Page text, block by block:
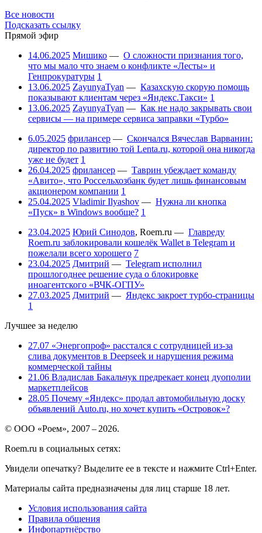
Все новости
Подсказать ссылку
Прямой эфир
14.06.2025 Мишико — О сложности признания того,
что мы мало что знаем о конфликте «Лесты» и
Генпрокуратуры 1
13.06.2025 ZayunyaTyan — Казахскую скорую помощь
показывают клиентам через «Яндекс.Такси» 1
13.06.2025 ZayunyaTyan — Как не надо закрывать свои
сервисы — на примере сервиса заправки «Турбо»
6.05.2025 фрилансер — Скончался Вячеслав Варванин:
директор по развитию той Lenta.ru, которой она никогда
уже не будет 1
26.04.2025 фрилансер — Таврин убеждает команду
«Авито», что Россельхозбанк будет лишь финансовым
акционером компании 1
25.04.2025 Vladimir Ilyashov — Нужна ли кнопка
«Пуск» в Windows вообще? 1
23.04.2025 Юрий Синодов, Roem.ru — Главреду
Roem.ru заблокировали кошелёк Wallet в Telegram и
пожелали всего хорошего 7
23.04.2025 Дмитрий — Telegram исполнил
прошлогоднее решение суда о блокировке
иноагентского «ВЧК-ОГПУ»
27.03.2025 Дмитрий — Яндекс закроет турбо-страницы
1
Лучшее за неделю
27.07 «Энергопроф» расстался с сотрудницей из-за
слива документов в Deepseek и нарушения режима
коммерческой тайны
21.06 Владислав Бакальчук предрекает конец дуополии
маркетплейсов
28.05 Почему «Яндекс» продал автомобильную доску
объявлений Auto.ru, но хочет купить «Островок»?
© ООО «Роем», 2007 – 2026.
Roem.ru в социальных сетях:
Увидели опечатку? Выделите ее в тексте и нажмите Ctrl+Enter.
Материалы сайта предназначены для лиц старше 18 лет.
Условия использования сайта
Правила общения
Инфопартнёрство